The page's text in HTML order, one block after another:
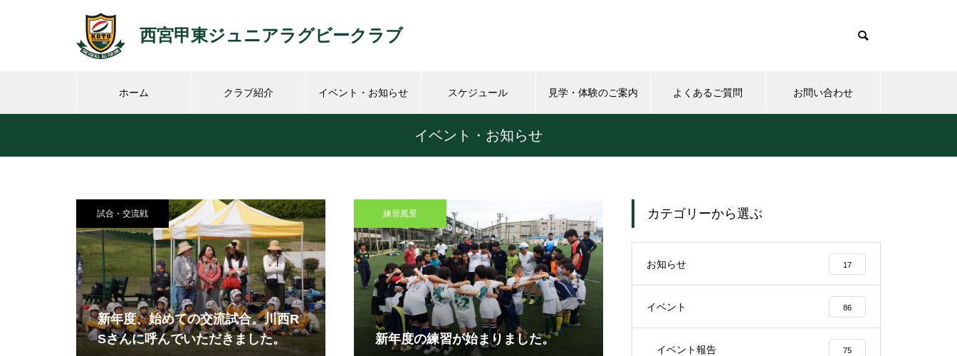
西宮甲東ジュニアラグビークラブ
ホーム クラブ紹介 イベント・お知らせ スケジュール 見学・体験のご案内 よくあるご質問 お問い合わせ
イベント・お知らせ
試合・交流戦
新年度、始めての交流試合。川西R
Sさんに呼んでいただきました。
練習風景
新年度の練習が始まりました。
カテゴリーから選ぶ
お知らせ 17
イベント 86
イベント報告 75